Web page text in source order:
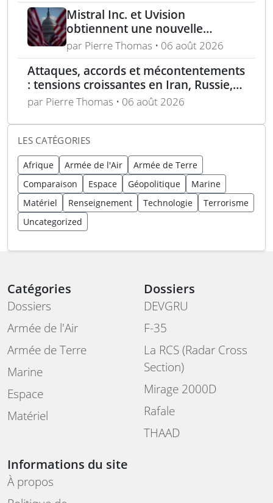
Mistral Inc. et Uvision
obtiennent une nouvelle
commande pour le programme
US Army Lethal Unmanned
Systems
par Pierre Thomas • 06 août 2026
Attaques, accords et mécontentements
: tensions croissantes en Iran, Russie,
Chine, Corée du Nord et jihadistes
par Pierre Thomas • 06 août 2026
LES CATÉGORIES
Afrique Armée de l'Air
Armée de Terre
Comparaison
Espace Géopolitique
Marine
Matériel
Renseignement Technologie
Terrorisme
Uncategorized
Catégories
Dossiers
Armée de l'Air
Armée de Terre
Marine
Espace
Matériel
Dossiers
DEVGRU
F-35
La RCS (Radar Cross
Section)
Mirage 2000D
Rafale
THAAD
Informations du site
À propos